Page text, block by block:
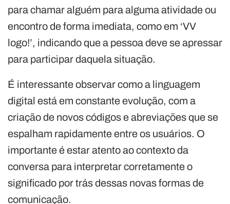
para chamar alguém para alguma atividade ou
encontro de forma imediata, como em ‘VV
logo!’, indicando que a pessoa deve se apressar
para participar daquela situação.
É interessante observar como a linguagem
digital está em constante evolução, com a
criação de novos códigos e abreviações que se
espalham rapidamente entre os usuários. O
importante é estar atento ao contexto da
conversa para interpretar corretamente o
significado por trás dessas novas formas de
comunicação.